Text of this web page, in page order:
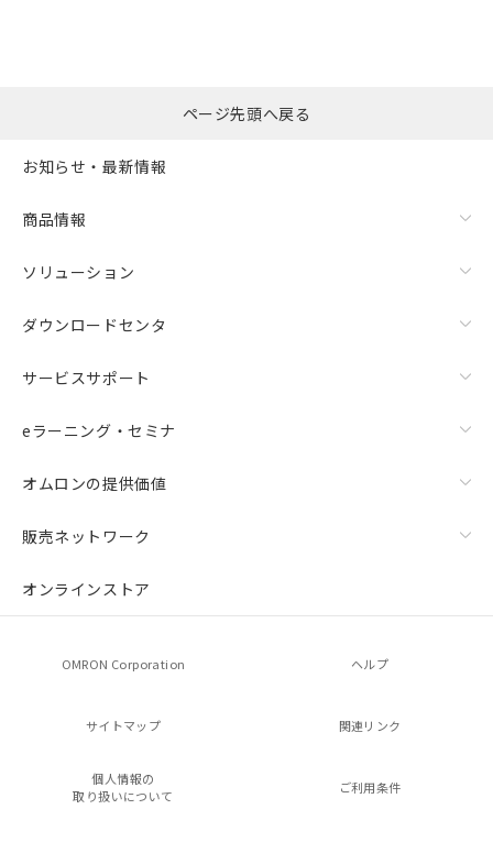
ページ先頭へ戻る
お知らせ・最新情報
商品情報
ソリューション
ダウンロードセンタ
サービスサポート
eラーニング・セミナ
オムロンの提供価値
販売ネットワーク
オンラインストア
OMRON Corporation ヘルプ
サイトマップ 関連リンク
個人情報の
取り扱いについて
ご利用条件